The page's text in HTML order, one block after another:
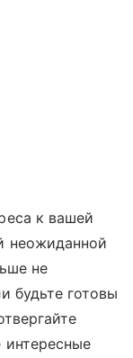
к вашей
неожиданной
не
будьте готовы